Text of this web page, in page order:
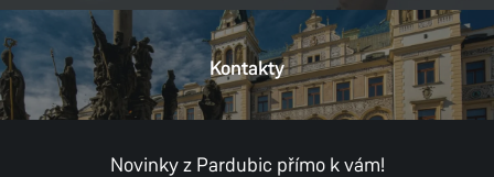
Kontakty
Novinky z Pardubic přímo k vám!